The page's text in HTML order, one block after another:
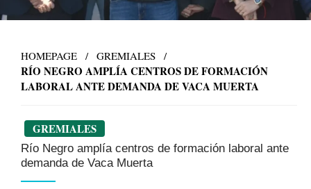
HOMEPAGE GREMIALES
RÍO NEGRO AMPLÍA CENTROS DE FORMACIÓN
LABORAL ANTE DEMANDA DE VACA MUERTA
GREMIALES
Río Negro amplía centros de formación laboral ante
demanda de Vaca Muerta